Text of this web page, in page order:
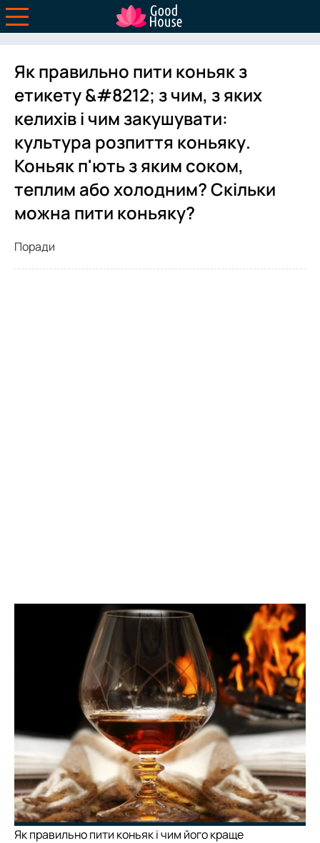
Як правильно пити коньяк з
етикету &#8212; з чим, з яких
келихів і чим закушувати:
культура розпиття коньяку.
Коньяк п'ють з яким соком,
теплим або холодним? Скільки
можна пити коньяку?
Поради
Як правильно пити коньяк і чим його краще